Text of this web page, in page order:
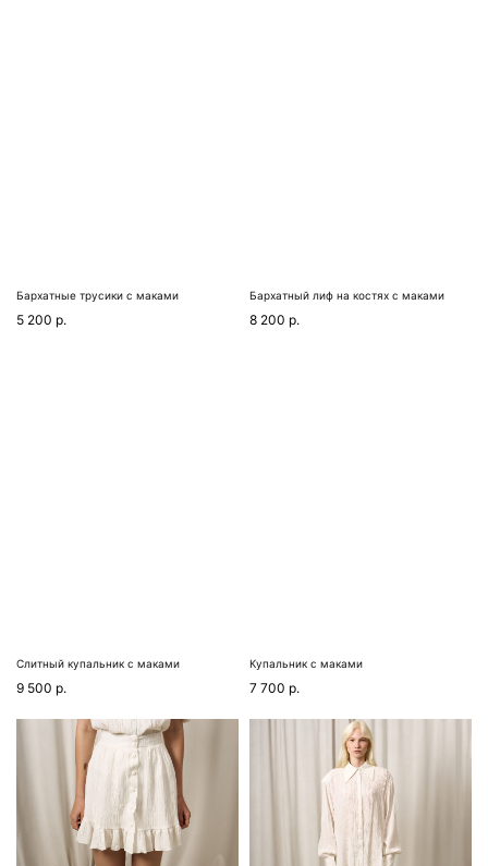
Бархатные трусики с маками
5 200 р.
Бархатный лиф на костях с маками
8 200 р.
Слитный купальник с маками
9 500 р.
Купальник с маками
7 700 р.